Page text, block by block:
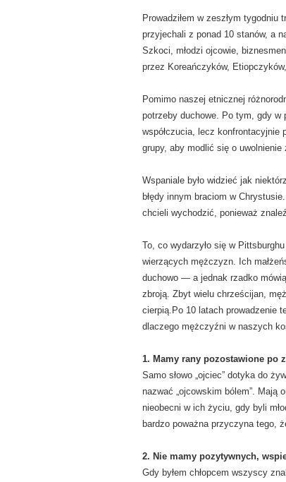
Prowadziłem w zeszłym
przyjechali z ponad 10 stanów, a
Szkoci, młodzi ojcowie,
przez Koreańczyków,
Pomimo naszej etnicznej
potrzeby duchowe. Po tym, gdy w
współczucia, lecz konfrontacyjnie
grupy, aby modlić się o
Wspaniale było widzieć jak
błędy innym braciom w
chcieli wychodzić, ponieważ
To, co wydarzyło się w
wierzących mężczyzn. Ich
duchowo — a jednak rzadko
zbroją. Zbyt wielu chrześcijan,
cierpią.Po 10 latach prowadzenie
dlaczego mężczyźni w naszych
1. Mamy rany pozostawione po
Samo słowo „ojciec” dotyka do
nazwać „ojcowskim bólem”. Mają
nieobecni w ich życiu, gdy byli
bardzo poważna przyczyna tego,
2. Nie mamy pozytywnych,
Gdy byłem chłopcem wszyscy